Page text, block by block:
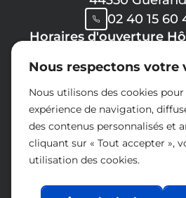
Nous respectons votre
Nous utilisons des cookies
expérience de navigation,
des contenus personnalisés et
cliquant sur « Tout accepter »,
utilisation des cookies.
02 40 15 60
Horaires d'ouverture
Lundi, Mercredi, Jeudi,
08h30 -> 12h00
13h30 -> 17h30
Mardi :
8h30 -> 12h00
14h30 -> 17h30
Samedi :
09h00 -> 12h00